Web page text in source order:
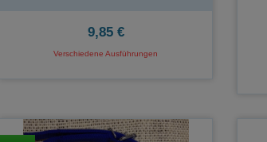
9,85 €
Verschiedene Ausführungen